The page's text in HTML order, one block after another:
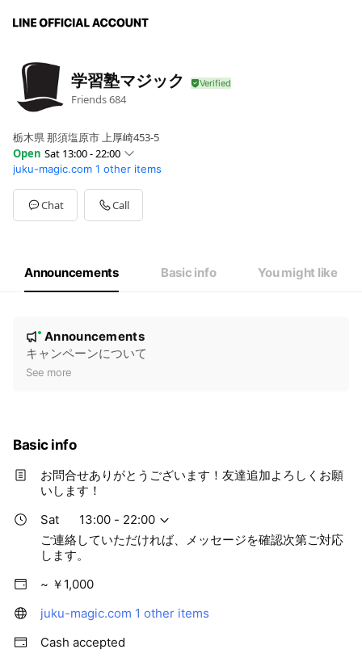
学習塾マジック
Friends684
栃木県 那須塩原市 上厚崎453-5
Open Sat 13:00 - 22:00
Sun13:00 - 22:00
Mon13:00 - 22:00
Tue13:00 - 22:00
Wed13:00 - 22:00
ご連絡していただければ、メッセージを確認次第ご対応します。
juku-magic.com 1 other items
Chat Call
Announcements Basic info You might like
e
New
Announcements
キャンペーンについて
See more
Basic info
お問合せありがとうございます！友達追加よろしくお願
いします！
Sat
13:00 - 22:00
ご連絡していただければ、メッセージを確認次第ご対応
します。
~ ￥1,000
juku-magic.com 1 other items
Cash accepted